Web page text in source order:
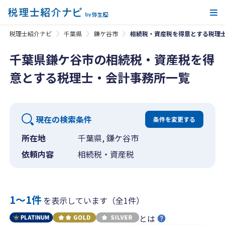
税理士紹介ナビ 千葉県 鎌ケ谷市 相続税・資産税を得意とする税理
千葉県鎌ケ谷市の相続税・資産税を得
意とする税理士・会計事務所一覧
現在の検索条件 条件を変更する
所在地
千葉県, 鎌ケ谷市
依頼内容
相続税・資産税
1〜1件を表示しています（全1件）
とは